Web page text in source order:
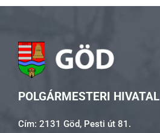
POLGÁRMESTERI HIVATAL
Cím: 2131 Göd, Pesti út 81.